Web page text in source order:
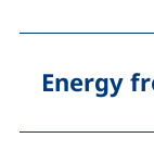
Energy